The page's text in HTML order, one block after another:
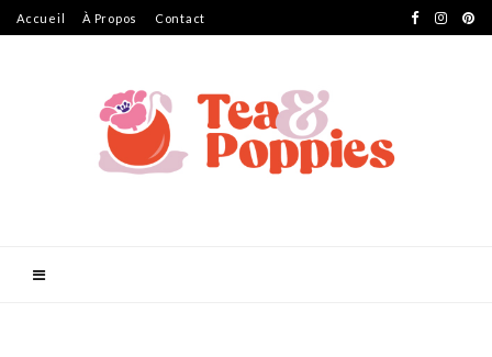
Accueil À Propos Contact